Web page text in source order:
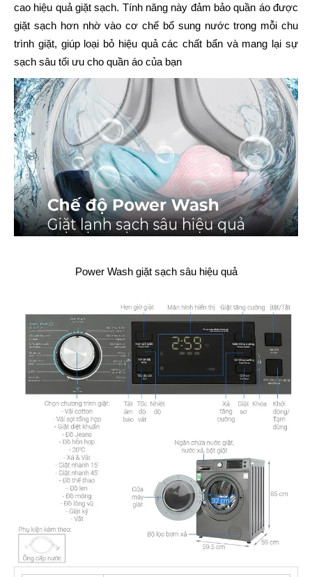
cao hiệu quả giặt sạch. Tính năng này đảm bảo quần áo được
giặt sạch hơn nhờ vào cơ chế bổ sung nước trong mỗi chu
trình giặt, giúp loại bỏ hiệu quả các chất bẩn và mang lại sự
sạch sâu tối ưu cho quần áo của bạn
Power Wash giặt sạch sâu hiệu quả